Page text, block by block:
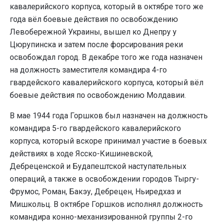
кавалерийского корпуса, который в октябре того же
года вёл боевые действия по освобождению
Левобережной Украины, вышел ко Днепру у
Цюрупинска и затем после форсирования реки
освобождал город. В декабре того же года назначен
на должность заместителя командира 4-го
гвардейского кавалерийского корпуса, который вёл
боевые действия по освобождению Молдавии.
В мае 1944 года Горшков был назначен на должность
командира 5-го гвардейского кавалерийского
корпуса, который вскоре принимал участие в боевых
действиях в ходе Ясско-Кишиневской,
Дебреценской и Будапештской наступательных
операций, а также в освобождении городов Тыргу-
Фрумос, Роман, Бакэу, Дебрецен, Ньиредхаз и
Мишкольц. В октябре Горшков исполнял должность
командира конно-механизированной группы 2-го